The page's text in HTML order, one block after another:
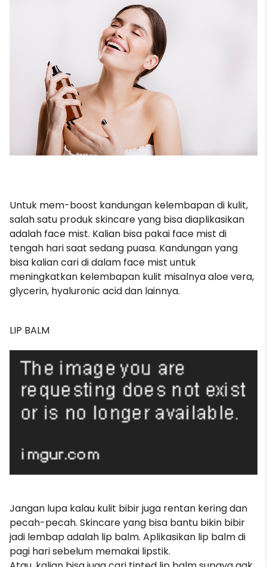
Untuk mem-boost kandungan kelembapan di kulit,
salah satu produk skincare yang bisa diaplikasikan
adalah face mist. Kalian bisa pakai face mist di
tengah hari saat sedang puasa. Kandungan yang
bisa kalian cari di dalam face mist untuk
meningkatkan kelembapan kulit misalnya aloe vera,
glycerin, hyaluronic acid dan lainnya.
LIP BALM
Jangan lupa kalau kulit bibir juga rentan kering dan
pecah-pecah. Skincare yang bisa bantu bikin bibir
jadi lembap adalah lip balm. Aplikasikan lip balm di
pagi hari sebelum memakai lipstik.